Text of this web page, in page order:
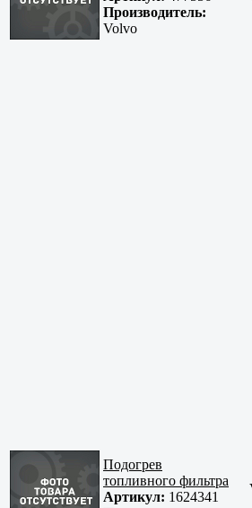
Производитель:
Volvo
Подогрев
топливного фильтра
Артикул: 1624341